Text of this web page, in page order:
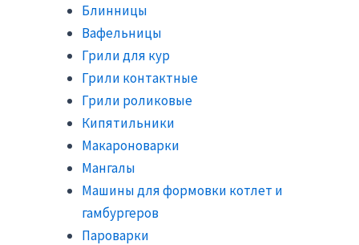
Блинницы
Вафельницы
Грили для кур
Грили контактные
Грили роликовые
Кипятильники
Макароноварки
Мангалы
Машины для формовки котлет и
гамбургеров
Пароварки